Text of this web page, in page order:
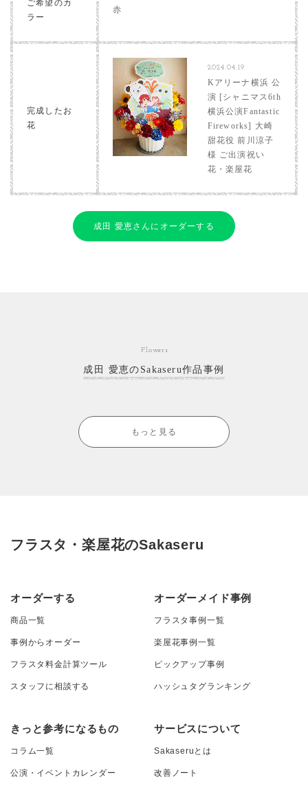
ご希望のカ
ラー
赤
完成したお
花
2024.04.19
Kアリーナ横浜 公
演 [シャニマス6th
横浜公演Fantastic
Fireworks] 大崎
甜花役 前川涼子
様 ご出演祝い
花・楽屋花
成田 愛恵さんにオーダーする
Flowers
成田 愛恵のSakaseru作品事例
もっと見る
フラスタ・楽屋花のSakaseru
オーダーする
商品一覧
事例からオーダー
フラスタ料金計算ツール
スタッフに相談する
オーダーメイド事例
フラスタ事例一覧
楽屋花事例一覧
ピックアップ事例
ハッシュタグランキング
きっと参考になるもの
コラム一覧
公演・イベントカレンダー
サービスについて
Sakaseruとは
改善ノート